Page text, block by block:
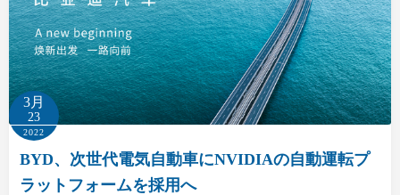
3月
23
2022
BYD、次世代電気自動車にNVIDIAの自動運転プ
ラットフォームを採用へ